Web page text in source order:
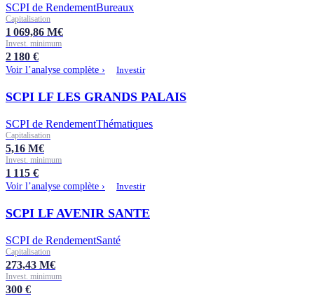
SCPI de RendementBureaux
Capitalisation
1 069,86 M€
Invest. minimum
2 180 €
Voir l’analyse complète › Investir
SCPI LF LES GRANDS PALAIS
SCPI de RendementThématiques
Capitalisation
5,16 M€
Invest. minimum
1 115 €
Voir l’analyse complète › Investir
SCPI LF AVENIR SANTE
SCPI de RendementSanté
Capitalisation
273,43 M€
Invest. minimum
300 €